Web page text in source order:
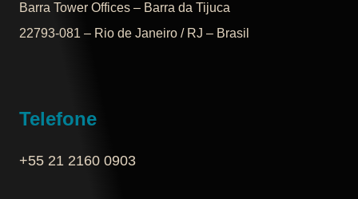
Barra Tower Offices – Barra da Tijuca
22793-081 – Rio de Janeiro / RJ – Brasil
Telefone
+55 21 2160 0903‬